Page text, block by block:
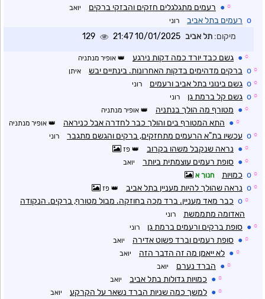
☼
● רעמים מתגלגלים חזקים והבזקי ברקים יואב
o רעמים בתל אביב רוני
מיקום: תל אביב 10/01/2025 21:47
129
☼
● גשם כבד יורד כמה דקות נירגע אופיר מנתניה
☼
o ברקים מדהימים בדקות האחרונות. בינתיים יבש איתן
☼
o גשם בינוני בתל אביב ורעמים רוני
☼
o גשם קל ברמת גן רוני
☼
● מטורף מה הולך בנתניה אופיר מנתניה
☼
● התא המטורף בים והולך כבר לחדרה אבל כניראה אופיר מנתניה
☼
o עכשיו בת"א הרעמים מתחזקים, ברקים והגשם מתגבר רוני
☼
● נראה שנקבל משהו בקרוב פז
☼
● סופת רעמים עוצמתית ביותר יואב
☼
o כמויות חנוך א
☼
o נראה שהולך להיות מעניין בתל אביב פז
☼
o כבר מאד מעניין. ברד מכה בחוזקה. מבול מטורף, ברקים. הנקודה
האדומה מתממשת
רוני
☼
● סופת ברקים ורעמים ברמת גן רוני
☼
● סופת רעמים וברד פשוט אדירה יואב
☼
● לא ייאמן מה זה הדבר הזה יואב
☼
● הברד נערם יואב
☼
● כמויות גדולות בתל אביב יואב
☼
● למשך כמה שניות הברד נשאר על הקרקע יואב